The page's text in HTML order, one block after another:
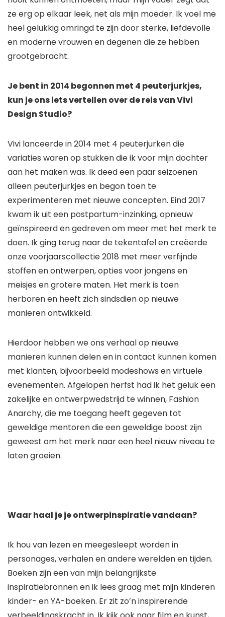
ze erg op elkaar leek, net als mijn moeder. Ik voel me
heel gelukkig omringd te zijn door sterke, liefdevolle
en moderne vrouwen en degenen die ze hebben
grootgebracht.
Je bent in 2014 begonnen met 4 peuterjurkjes,
kun je ons iets vertellen over de reis van Vivi
Design Studio?
Vivi lanceerde in 2014 met 4 peuterjurken die
variaties waren op stukken die ik voor mijn dochter
aan het maken was. Ik deed een paar seizoenen
alleen peuterjurkjes en begon toen te
experimenteren met nieuwe concepten. Eind 2017
kwam ik uit een postpartum-inzinking, opnieuw
geïnspireerd en gedreven om meer met het merk te
doen. Ik ging terug naar de tekentafel en creëerde
onze voorjaarscollectie 2018 met meer verfijnde
stoffen en ontwerpen, opties voor jongens en
meisjes en grotere maten. Het merk is toen
herboren en heeft zich sindsdien op nieuwe
manieren ontwikkeld.
Hierdoor hebben we ons verhaal op nieuwe
manieren kunnen delen en in contact kunnen komen
met klanten, bijvoorbeeld modeshows en virtuele
evenementen. Afgelopen herfst had ik het geluk een
zakelijke en ontwerpwedstrijd te winnen, Fashion
Anarchy, die me toegang heeft gegeven tot
geweldige mentoren die een geweldige boost zijn
geweest om het merk naar een heel nieuw niveau te
laten groeien.
Waar haal je je ontwerpinspiratie vandaan?
Ik hou van lezen en meegesleept worden in
personages, verhalen en andere werelden en tijden.
Boeken zijn een van mijn belangrijkste
inspiratiebronnen en ik lees graag met mijn kinderen
kinder- en YA-boeken. Er zit zo’n inspirerende